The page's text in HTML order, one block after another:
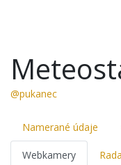
@pukanec
Namerané údaje
Webkamery